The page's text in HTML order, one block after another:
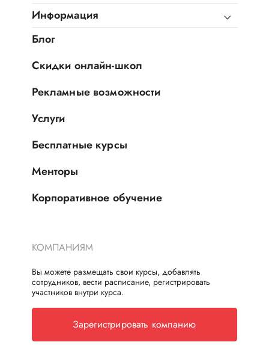
Информация
Блог
Скидки онлайн-школ
Рекламные возможности
Услуги
Бесплатные курсы
Менторы
Корпоративное обучение
КОМПАНИЯМ
Вы можете размещать свои курсы, добавлять
сотрудников, вести расписание, регистрировать
участников внутри курса.
Зарегистрировать компанию